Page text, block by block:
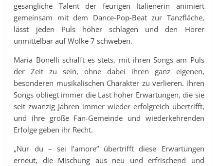
gesangliche Talent der feurigen Italienerin animiert
gemeinsam mit dem Dance-Pop-Beat zur Tanzfläche,
lässt jeden Puls höher schlagen und den Hörer
unmittelbar auf Wolke 7 schweben.
Maria Bonelli schafft es stets, mit ihren Songs am Puls
der Zeit zu sein, ohne dabei ihren ganz eigenen,
besonderen musikalischen Charakter zu verlieren. Ihren
Songs obliegt immer die Last hoher Erwartungen, die sie
seit zwanzig Jahren immer wieder erfolgreich übertrifft,
und ihre große Fan-Gemeinde und wiederkehrenden
Erfolge geben ihr Recht.
„Nur du – sei l’amore“ übertrifft diese Erwartungen
erneut, die Mischung aus neu und erfrischend und